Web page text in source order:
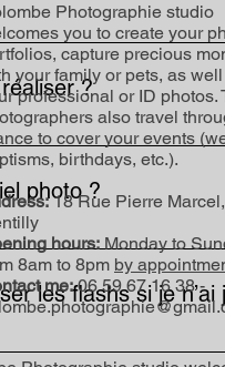
visite selon vos
?
vidéo, séances
de la vidéo.
photo ?
Le studio met à
objectifs peut également
les flashs si je
est prévu pour
Photographie studio
you to create your
capture precious
your family or pets, as
professional or ID photos.
also travel
to cover your events
birthdays, etc.).
18 Rue Pierre
hours:Monday to
8am to 8pm by
me:06 59 67 16 38 -